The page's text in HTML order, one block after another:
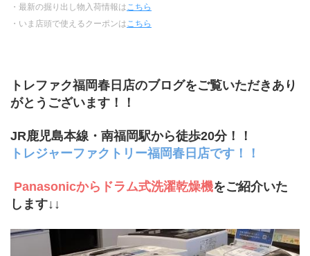
・最新の掘り出し物入荷情報はこちら
・いま店頭で使えるクーポンはこちら
トレファク福岡春日店のブログをご覧いただきあり
がとうございます！！
JR鹿児島本線・南福岡駅から徒歩20分！！
トレジャーファクトリー福岡春日店です！！
Panasonicからドラム式洗濯乾燥機をご紹介いた
します↓↓